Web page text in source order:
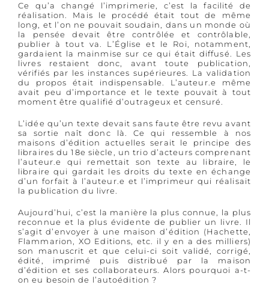
Ce qu’a changé l’imprimerie, c’est la facilité de
réalisation. Mais le procédé était tout de même
long, et l’on ne pouvait soudain, dans un monde où
la pensée devait être contrôlée et contrôlable,
publier à tout va. L’Église et le Roi, notamment,
gardaient la mainmise sur ce qui était diffusé. Les
livres restaient donc, avant toute publication,
vérifiés par les instances supérieures. La validation
du propos était indispensable. L’auteur.e même
avait peu d’importance et le texte pouvait à tout
moment être qualifié d’outrageux et censuré.
L’idée qu’un texte devait sans faute être revu avant
sa sortie naît donc là. Ce qui ressemble à nos
maisons d’édition actuelles serait le principe des
libraires du 18e siècle, un trio d’acteurs comprenant
l’auteur.e qui remettait son texte au libraire, le
libraire qui gardait les droits du texte en échange
d’un forfait à l’auteur.e et l’imprimeur qui réalisait
la publication du livre.
Aujourd’hui, c’est la manière la plus connue, la plus
reconnue et la plus évidente de publier un livre. Il
s’agit d’envoyer à une maison d’édition (Hachette,
Flammarion, XO Editions, etc. il y en a des milliers)
son manuscrit et que celui-ci soit validé, corrigé,
édité, imprimé puis distribué par la maison
d’édition et ses collaborateurs. Alors pourquoi a-t-
on eu besoin de l’autoédition ?